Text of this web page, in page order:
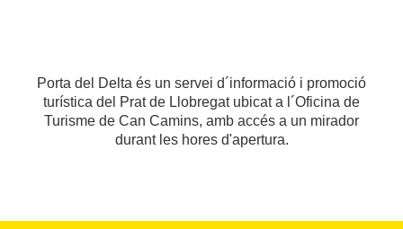
Porta del Delta és un servei d´informació i promoció
turística del Prat de Llobregat ubicat a l´Oficina de
Turisme de Can Camins, amb accés a un mirador
durant les hores d'apertura.